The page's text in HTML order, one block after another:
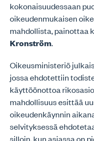
kokonaisuudessaan
oikeudenmukaisen
mahdollista, painottaa
Kronström.
Oikeusministeriö
jossa ehdotettiin
käyttöönottoa
mahdollisuus esittää
oikeudenkäynnin
selvityksessä
silloin, kun asiassa on